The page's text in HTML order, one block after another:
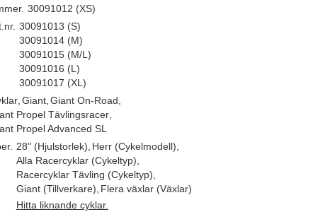
30091012 (XS)
30091013 (S)
30091014 (M)
30091015 (M/L)
30091016 (L)
30091017 (XL)
, Giant, Giant On-Road
Propel Tävlingsracer,
Propel Advanced SL
28" (Hjulstorlek) Herr (Cykelmodell)
Alla Racercyklar (Cykeltyp)
Racercyklar Tävling (Cykeltyp)
Giant (Tillverkare) Flera växlar (Växlar)
Hitta liknande cyklar.